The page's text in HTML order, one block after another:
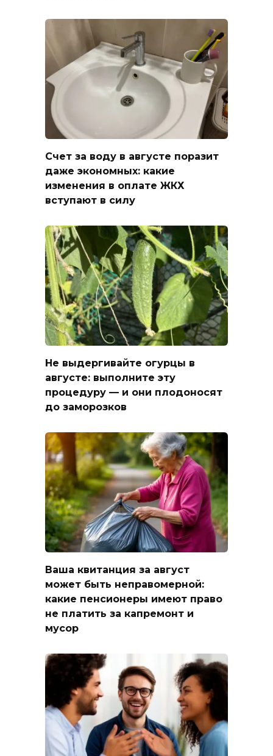
Счет за воду в августе поразит
даже экономных: какие
изменения в оплате ЖКХ
вступают в силу
Не выдергивайте огурцы в
августе: выполните эту
процедуру — и они плодоносят
до заморозков
Ваша квитанция за август
может быть неправомерной:
какие пенсионеры имеют право
не платить за капремонт и
мусор